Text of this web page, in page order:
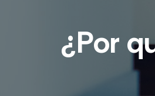
¿Por